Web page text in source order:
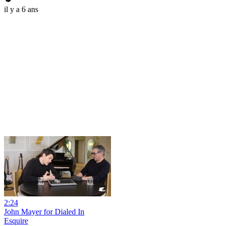
il y a 6 ans
2:24
John Mayer for Dialed In
Esquire